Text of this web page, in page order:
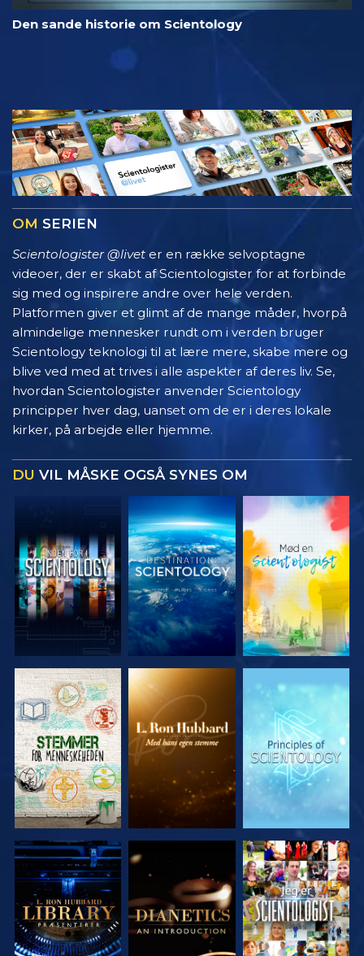
Den sande historie om Scientology
OM SERIEN
Scientologister @livet er en række selvoptagne
videoer, der er skabt af Scientologister for at forbinde
sig med og inspirere andre over hele verden.
Platformen giver et glimt af de mange måder, hvorpå
almindelige mennesker rundt om i verden bruger
Scientology teknologi til at lære mere, skabe mere og
blive ved med at trives i alle aspekter af deres liv. Se,
hvordan Scientologister anvender Scientology
principper hver dag, uanset om de er i deres lokale
kirker, på arbejde eller hjemme.
DU VIL MÅSKE OGSÅ SYNES OM
UDFORSK
SERIEN
UDFORSK
SERIEN
UDFORSK
SERIEN
UDFORSK
SERIEN
UDFORSK
SERIEN
SE